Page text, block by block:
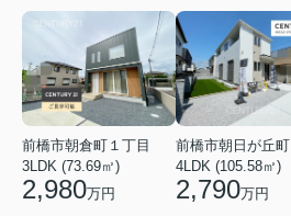
前橋市朝倉町１丁目
3LDK (73.69㎡)
2,980万円
前橋市朝日が丘町
4LDK (105.58㎡)
2,790万円